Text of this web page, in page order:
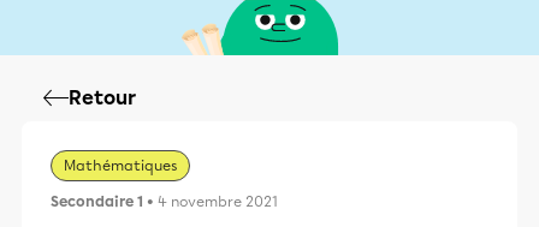
Retour
Mathématiques
Secondaire 1 • 4 novembre 2021